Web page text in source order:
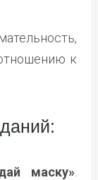
к
маску»